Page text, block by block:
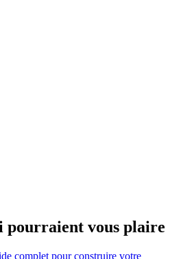
pourraient vous plaire